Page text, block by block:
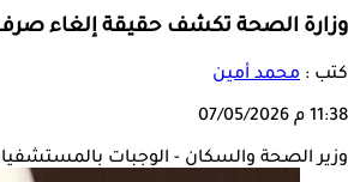
وزارة الصحة تكشف حقيقة إلغاء
كتب : محمد أمين
11:38 م 07/05/2026
وزير الصحة والسكان - الوجبات